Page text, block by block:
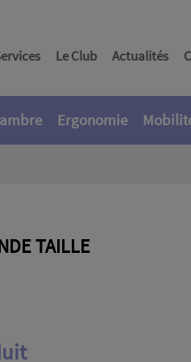
Le Club Actualités
Ergonomie
TAILLE